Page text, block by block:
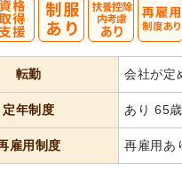
転勤 会社が定
定年制度 あり 65歳
雇用制度 再雇用あ